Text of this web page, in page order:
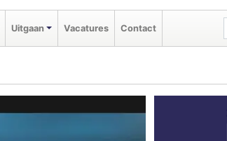
Uitgaan Vacatures Contact